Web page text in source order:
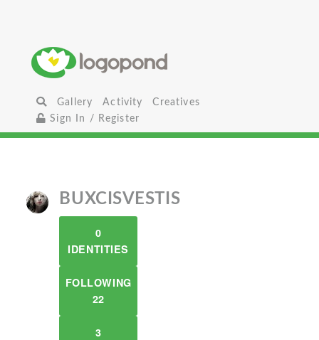
Gallery Activity
Creatives
Sign In / Register
BUXCISVESTIS
0
IDENTITIES
FOLLOWING
22
3